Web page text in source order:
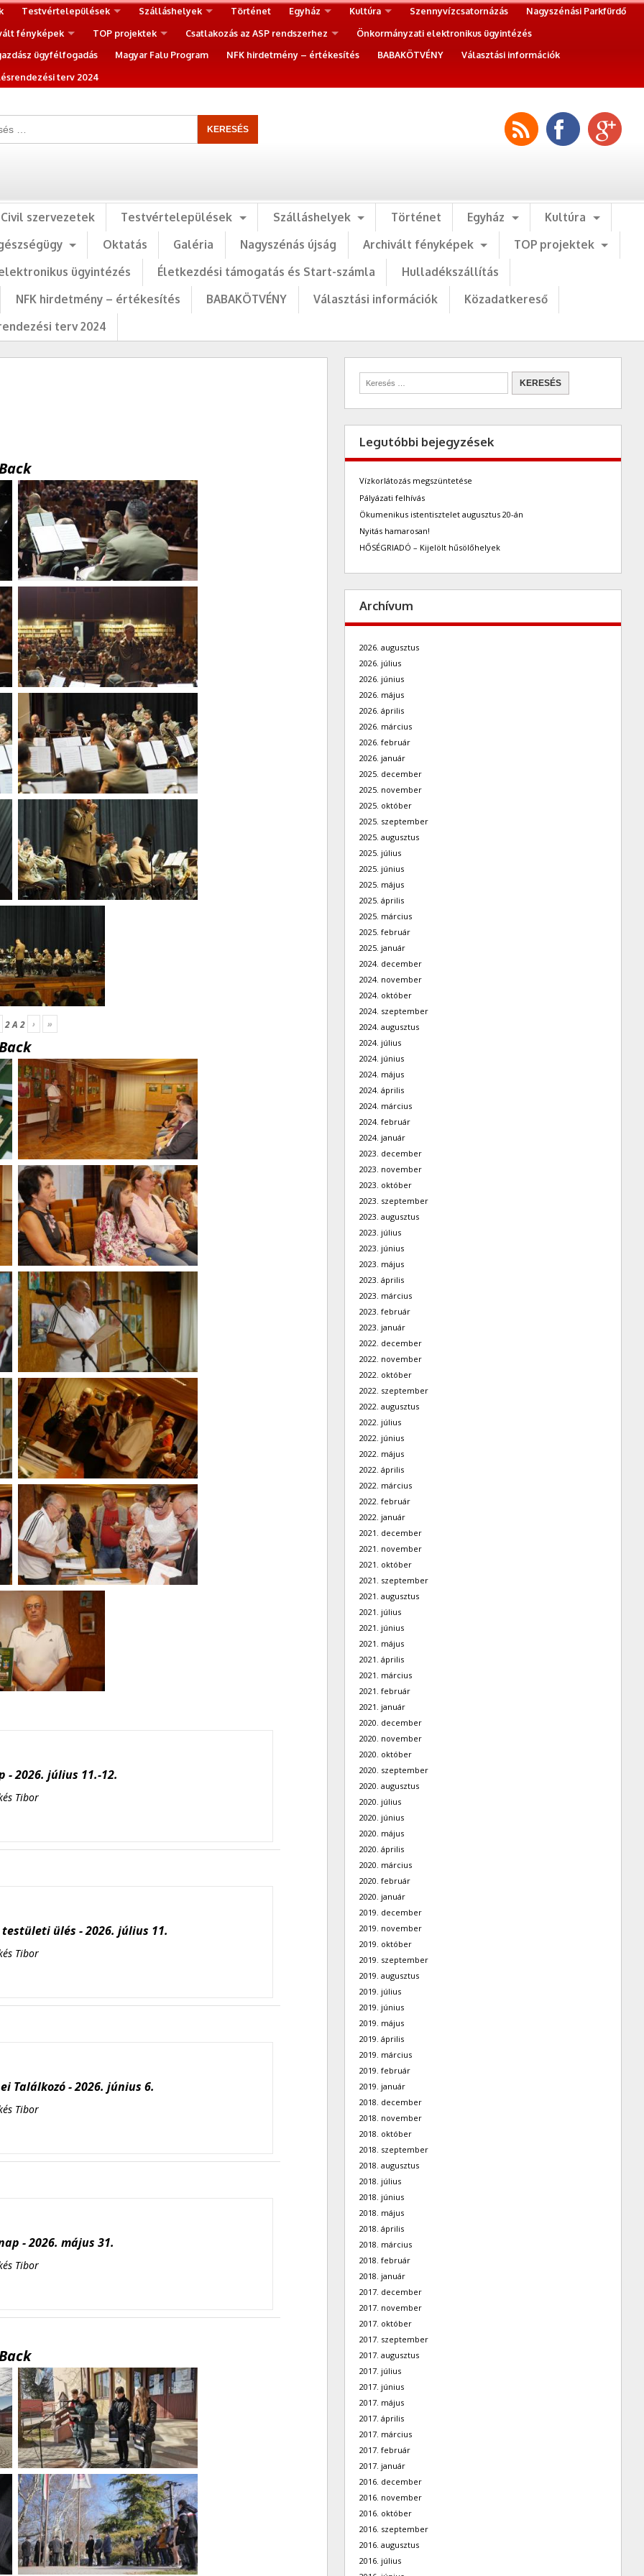
Testvértelepülések Szálláshelyek Történet Egyház Kultúra Szennyvízcsatornázás
Nagyszénási Parkfürdő
fényképek
TOP projektek Csatlakozás az ASP rendszerhez
Önkormányzati elektronikus ügyintézés
ügyfélfogadás
Magyar Falu Program NFK hirdetmény – értékesítés BABAKÖTVÉNY
Választási információk
terv 2024
Civil szervezetek Testvértelepülések Szálláshelyek Történet Egyház
Kultúra
Oktatás Galéria Nagyszénás újság Archivált fényképek
TOP projektek
ügyintézés
Életkezdési támogatás és Start-számla
Hulladékszállítás
NFK hirdetmény – értékesítés
BABAKÖTVÉNY Választási információk
Közadatkereső
terv 2024
2A2 › »
- 2026. július 11.-12.
Tibor
ülés - 2026. július 11.
Tibor
Találkozó - 2026. június 6.
Tibor
- 2026. május 31.
Tibor
Legutóbbi bejegyzések
Vízkorlátozás megszüntetése
Pályázati felhívás
Ökumenikus istentisztelet augusztus 20-án
Nyitás hamarosan!
HŐSÉGRIADÓ – Kijelölt hűsölőhelyek
Archívum
2026. augusztus
2026. július
2026. június
2026. május
2026. április
2026. március
2026. február
2026. január
2025. december
2025. november
2025. október
2025. szeptember
2025. augusztus
2025. július
2025. június
2025. május
2025. április
2025. március
2025. február
2025. január
2024. december
2024. november
2024. október
2024. szeptember
2024. augusztus
2024. július
2024. június
2024. május
2024. április
2024. március
2024. február
2024. január
2023. december
2023. november
2023. október
2023. szeptember
2023. augusztus
2023. július
2023. június
2023. május
2023. április
2023. március
2023. február
2023. január
2022. december
2022. november
2022. október
2022. szeptember
2022. augusztus
2022. július
2022. június
2022. május
2022. április
2022. március
2022. február
2022. január
2021. december
2021. november
2021. október
2021. szeptember
2021. augusztus
2021. július
2021. június
2021. május
2021. április
2021. március
2021. február
2021. január
2020. december
2020. november
2020. október
2020. szeptember
2020. augusztus
2020. július
2020. június
2020. május
2020. április
2020. március
2020. február
2020. január
2019. december
2019. november
2019. október
2019. szeptember
2019. augusztus
2019. július
2019. június
2019. május
2019. április
2019. március
2019. február
2019. január
2018. december
2018. november
2018. október
2018. szeptember
2018. augusztus
2018. július
2018. június
2018. május
2018. április
2018. március
2018. február
2018. január
2017. december
2017. november
2017. október
2017. szeptember
2017. augusztus
2017. július
2017. június
2017. május
2017. április
2017. március
2017. február
2017. január
2016. december
2016. november
2016. október
2016. szeptember
2016. augusztus
2016. július